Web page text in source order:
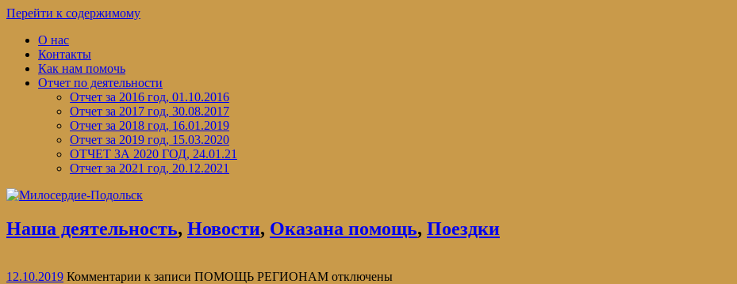
Перейти к содержимому
О нас
Контакты
Как нам помочь
Отчет по деятельности
Отчет за 2016 год, 01.10.2016
Отчет за 2017 год, 30.08.2017
Отчет за 2018 год, 16.01.2019
Отчет за 2019 год, 15.03.2020
ОТЧЕТ ЗА 2020 ГОД, 24.01.21
Отчет за 2021 год, 20.12.2021
Наша деятельность, Новости, Оказана помощь, Поездки
12.10.2019 Комментарии к записи ПОМОЩЬ РЕГИОНАМ отключены